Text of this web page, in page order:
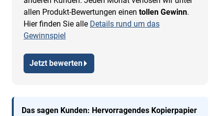
allen Produkt-Bewertungen einen tollen Gewinn.
Hier finden Sie alle Details rund um das
Gewinnspiel
Jetzt bewerten
Das sagen Kunden: Hervorragendes Kopierpapier